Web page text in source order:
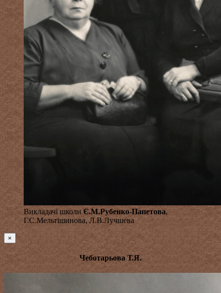
Викладачі школиЄ.М.Рубенко-Папетова,
Г.С.Мельтішинова, Л.В.Лучшева
×
Чеботарьова Т.Я.